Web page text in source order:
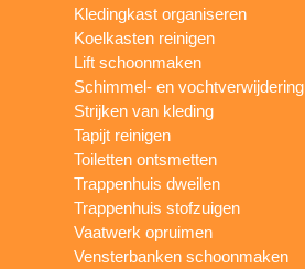
Kledingkast organiseren
Koelkasten reinigen
Lift schoonmaken
Schimmel- en vochtverwijdering
Strijken van kleding
Tapijt reinigen
Toiletten ontsmetten
Trappenhuis dweilen
Trappenhuis stofzuigen
Vaatwerk opruimen
Vensterbanken schoonmaken